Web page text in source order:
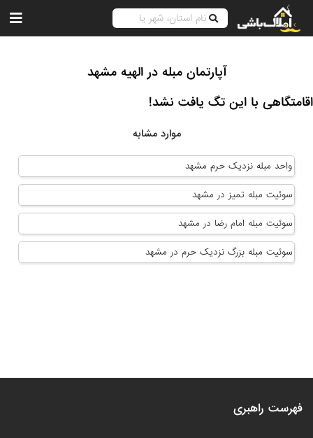
آپارتمان مبله در الهیه مشهد
اقامتگاهی با این تگ یافت نشد!
موارد مشابه
واحد مبله نزدیک حرم مشهد
سوئیت مبله تمیز در مشهد
سوئیت مبله امام رضا در مشهد
سوئیت مبله بزرگ نزدیک حرم در مشهد
فهرست راهبری